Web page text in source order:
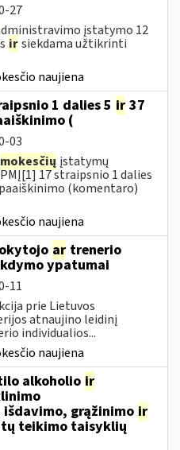
27
įstatymo 12
irsiekdama užtikrinti
naujiena
1 dalies 5 ir 37
(
03
mokesčių įstatymų
17 straipsnio 1 dalies
(komentaro)
naujiena
ar trenerio
ypatumai
11
prie Lietuvos
atnaujino leidinį
individualios...
naujiena
alkoholio ir
grąžinimo ir
teikimo taisyklių